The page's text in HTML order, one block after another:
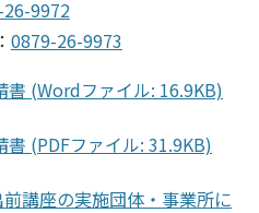
9972
0879-26-9973
書 (Wordファイル: 16.9KB)
(PDFファイル: 31.9KB)
講座の実施団体・事業所に